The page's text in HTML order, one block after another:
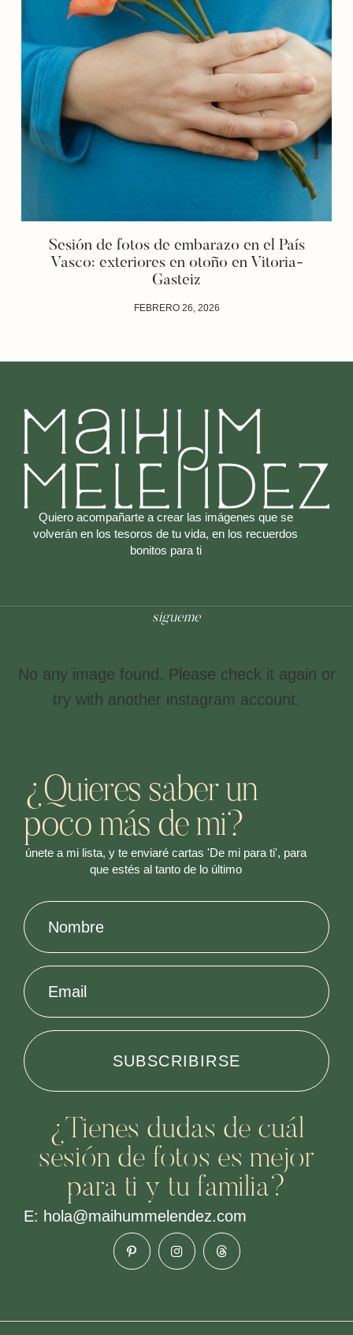
Sesión de fotos de embarazo en el País
Vasco: exteriores en otoño en Vitoria-
Gasteiz
FEBRERO 26, 2026
Quiero acompañarte a crear las imágenes que se
volverán en los tesoros de tu vida, en los recuerdos
bonitos para ti
sigueme
No any image found. Please check it again or
try with another instagram account.
¿Quieres saber un
poco más de mi?
únete a mi lista, y te enviaré cartas 'De mi para ti', para
que estés al tanto de lo último
Nombre
Email
¿Tienes dudas de cuál
sesión de fotos es mejor
para ti y tu familia?
E: hola@maihummelendez.com